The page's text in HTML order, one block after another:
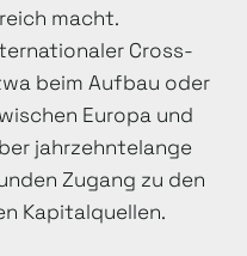
macht.
Cross-
beim Aufbau oder
Europa und
jahrzehntelange
Zugang zu den
Kapitalquellen.